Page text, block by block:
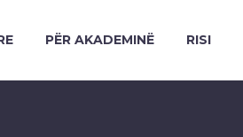
PËR AKADEMINË RISI